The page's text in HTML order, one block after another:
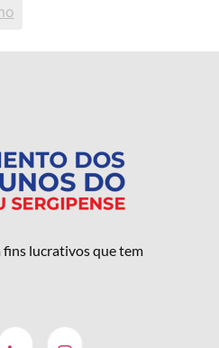
fins lucrativos que tem